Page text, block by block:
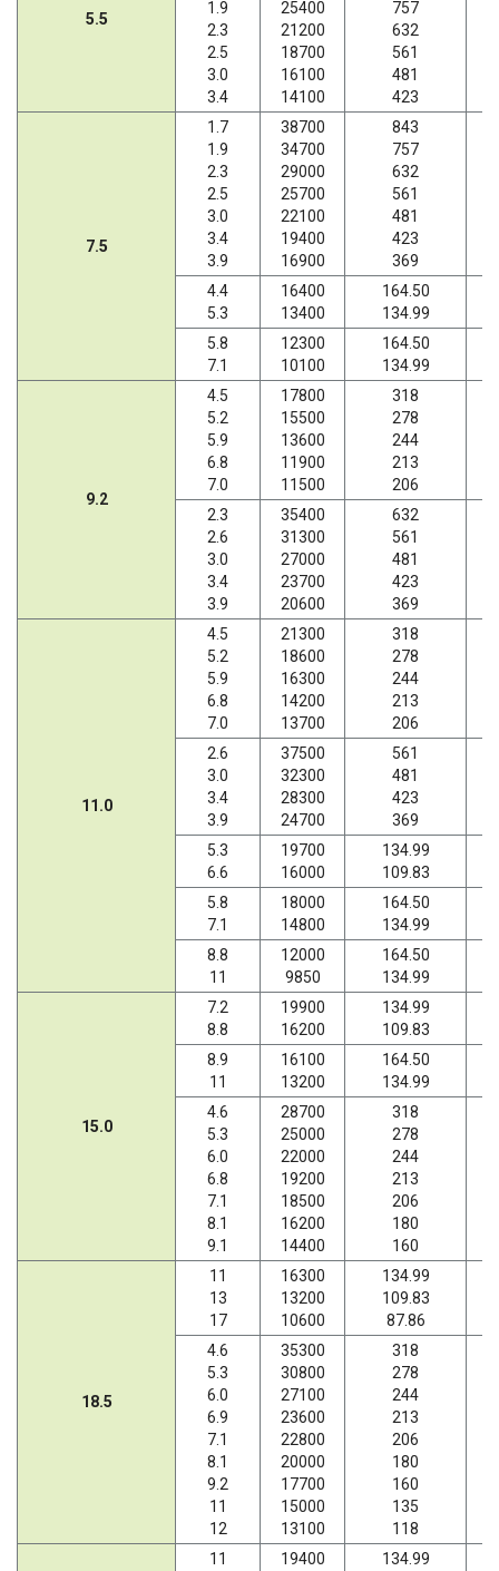
5.5
1.9
2.3
2.5
3.0
3.4
25400
21200
18700
16100
14100
757
632
561
481
423
7.5
1.7
1.9
2.3
2.5
3.0
3.4
3.9
38700
34700
29000
25700
22100
19400
16900
843
757
632
561
481
423
369
4.4
5.3
16400
13400
164.50
134.99
5.8
7.1
12300
10100
164.50
134.99
9.2
4.5
5.2
5.9
6.8
7.0
17800
15500
13600
11900
11500
318
278
244
213
206
2.3
2.6
3.0
3.4
3.9
35400
31300
27000
23700
20600
632
561
481
423
369
11.0
4.5
5.2
5.9
6.8
7.0
21300
18600
16300
14200
13700
318
278
244
213
206
2.6
3.0
3.4
3.9
37500
32300
28300
24700
561
481
423
369
5.3
6.6
19700
16000
134.99
109.83
5.8
7.1
18000
14800
164.50
134.99
8.8
11
12000
9850
164.50
134.99
15.0
7.2
8.8
19900
16200
134.99
109.83
8.9
11
16100
13200
164.50
134.99
4.6
5.3
6.0
6.8
7.1
8.1
9.1
28700
25000
22000
19200
18500
16200
14400
318
278
244
213
206
180
160
18.5
11
13
17
16300
13200
10600
134.99
109.83
87.86
4.6
5.3
6.0
6.9
7.1
8.1
9.2
11
12
35300
30800
27100
23600
22800
20000
17700
15000
13100
318
278
244
213
206
180
160
135
118
11
19400
134.99